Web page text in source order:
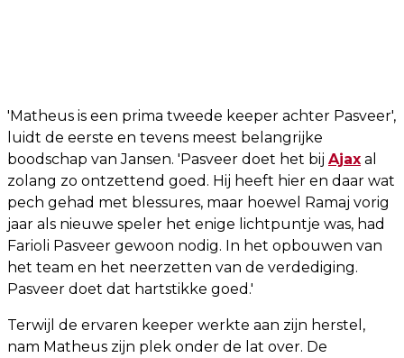
'Matheus is een prima tweede keeper achter Pasveer',
luidt de eerste en tevens meest belangrijke
boodschap van Jansen. 'Pasveer doet het bij Ajax al
zolang zo ontzettend goed. Hij heeft hier en daar wat
pech gehad met blessures, maar hoewel Ramaj vorig
jaar als nieuwe speler het enige lichtpuntje was, had
Farioli Pasveer gewoon nodig. In het opbouwen van
het team en het neerzetten van de verdediging.
Pasveer doet dat hartstikke goed.'
Terwijl de ervaren keeper werkte aan zijn herstel,
nam Matheus zijn plek onder de lat over. De